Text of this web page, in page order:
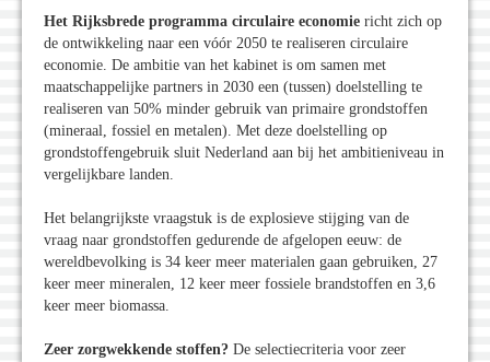
Het Rijksbrede programma circulaire economie richt zich op
de ontwikkeling naar een vóór 2050 te realiseren circulaire
economie. De ambitie van het kabinet is om samen met
maatschappelijke partners in 2030 een (tussen) doelstelling te
realiseren van 50% minder gebruik van primaire grondstoffen
(mineraal, fossiel en metalen). Met deze doelstelling op
grondstoffengebruik sluit Nederland aan bij het ambitieniveau in
vergelijkbare landen.
Het belangrijkste vraagstuk is de explosieve stijging van de
vraag naar grondstoffen gedurende de afgelopen eeuw: de
wereldbevolking is 34 keer meer materialen gaan gebruiken, 27
keer meer mineralen, 12 keer meer fossiele brandstoffen en 3,6
keer meer biomassa.
Zeer zorgwekkende stoffen? De selectiecriteria voor zeer